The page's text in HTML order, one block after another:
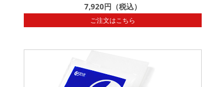
7,920円（税込）
ご注文はこちら